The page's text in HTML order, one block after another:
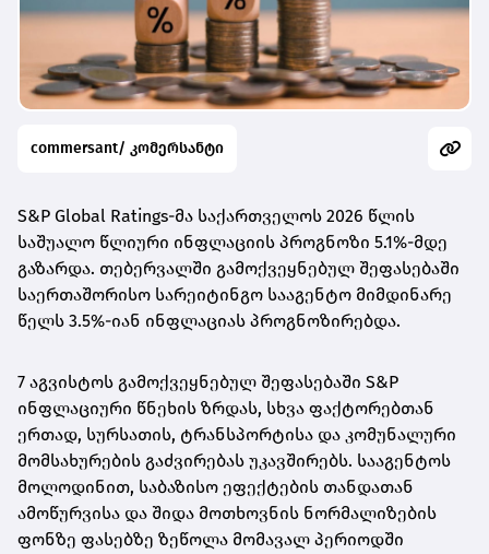
commersant/ კომერსანტი
S&P Global Ratings-მა საქართველოს 2026 წლის
საშუალო წლიური ინფლაციის პროგნოზი 5.1%-მდე
გაზარდა. თებერვალში გამოქვეყნებულ შეფასებაში
საერთაშორისო სარეიტინგო სააგენტო მიმდინარე
წელს 3.5%-იან ინფლაციას პროგნოზირებდა.
7 აგვისტოს გამოქვეყნებულ შეფასებაში S&P
ინფლაციური წნეხის ზრდას, სხვა ფაქტორებთან
ერთად, სურსათის, ტრანსპორტისა და კომუნალური
მომსახურების გაძვირებას უკავშირებს. სააგენტოს
მოლოდინით, საბაზისო ეფექტების თანდათან
ამოწურვისა და შიდა მოთხოვნის ნორმალიზების
ფონზე ფასებზე ზეწოლა მომავალ პერიოდში